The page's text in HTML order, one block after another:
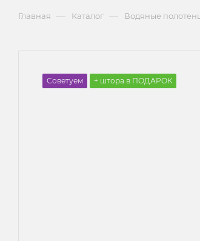
Главная — Каталог — Водяные
Советуем + штора в ПОДАРОК